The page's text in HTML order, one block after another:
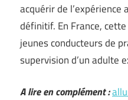
acquérir de
définitif. En France,
jeunes conducteurs de
supervision d’un adulte
A lire en complément :